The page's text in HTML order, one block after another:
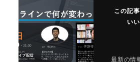
この記
い
最新の情